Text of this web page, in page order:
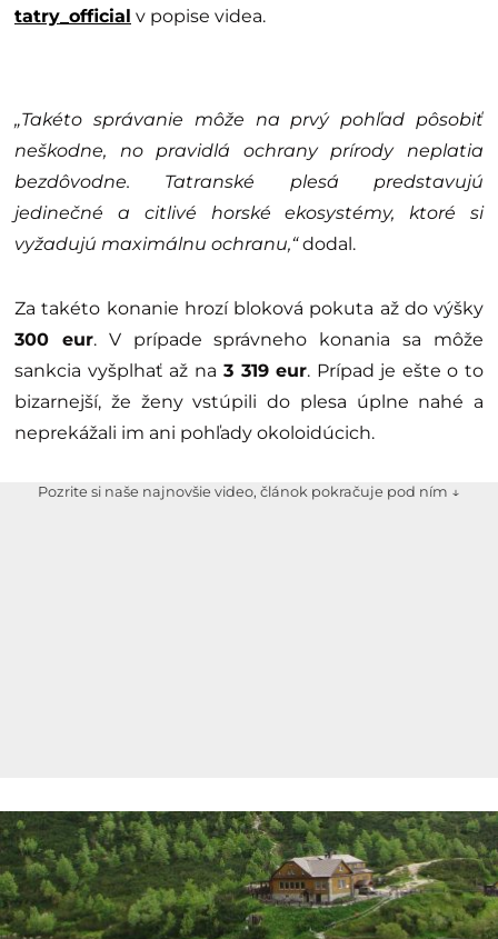
tatry_official v popise videa.
„Takéto správanie môže na prvý pohľad pôsobiť
neškodne, no pravidlá ochrany prírody neplatia
bezdôvodne. Tatranské plesá predstavujú
jedinečné a citlivé horské ekosystémy, ktoré si
vyžadujú maximálnu ochranu,“dodal.
Za takéto konanie hrozí bloková pokuta až do výšky
300 eur. V prípade správneho konania sa môže
sankcia vyšplhať až na 3 319 eur. Prípad je ešte o to
bizarnejší, že ženy vstúpili do plesa úplne nahé a
neprekážali im ani pohľady okoloidúcich.
Pozrite si naše najnovšie video, článok pokračuje pod ním ↓